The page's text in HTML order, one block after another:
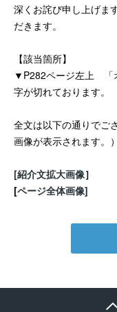
深くお詫び申し上げま
だきます。
【該当箇所】
▼P282ページ左上 「
字が切れております。
全文は以下の通りでご
画像が表示されます。）
[紹介文拡大画像］
[ページ全体画像]